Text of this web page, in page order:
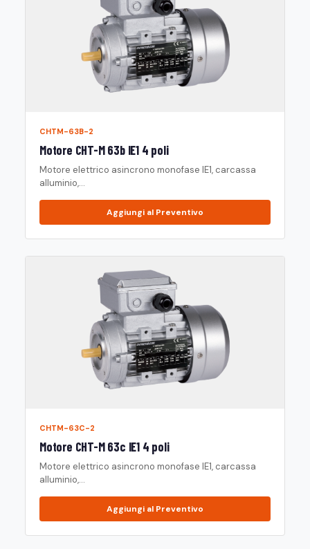
CHTM-63B-2
Motore CHT-M 63b IE1 4 poli
Motore elettrico asincrono monofase IE1, carcassa
alluminio,...
Aggiungi al Preventivo
CHTM-63C-2
Motore CHT-M 63c IE1 4 poli
Motore elettrico asincrono monofase IE1, carcassa
alluminio,...
Aggiungi al Preventivo